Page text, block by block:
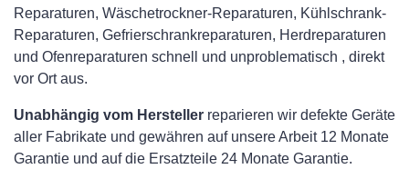
Reparaturen, Wäschetrockner-Reparaturen, Kühlschrank-
Reparaturen, Gefrierschrankreparaturen, Herdreparaturen
und Ofenreparaturen schnell und unproblematisch , direkt
vor Ort aus.
Unabhängig vom Hersteller reparieren wir defekte Geräte
aller Fabrikate und gewähren auf unsere Arbeit 12 Monate
Garantie und auf die Ersatzteile 24 Monate Garantie.